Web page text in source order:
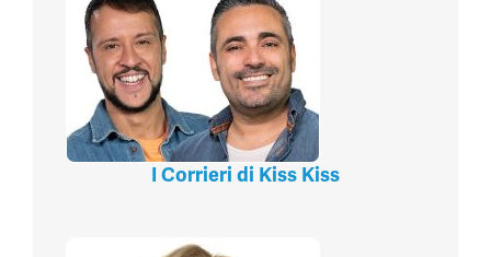
I Corrieri di Kiss Kiss